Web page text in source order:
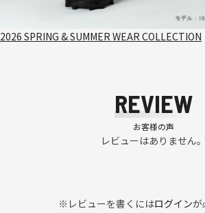
2026 SPRING & SUMMER WEAR COLLECTION
REVIEW
お客様の声
レビューはありません。
※レビューを書くにはログインが